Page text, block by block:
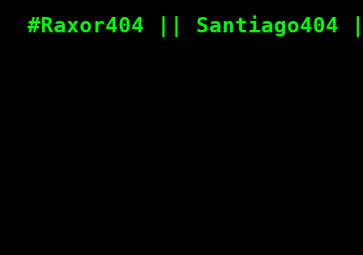
#Raxor404 || Santiago404